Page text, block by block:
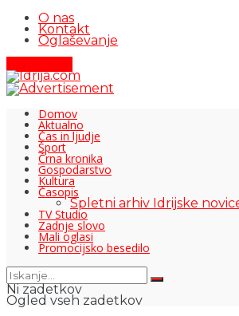
O nas
Kontakt
Oglaševanje
Domov
Aktualno
Čas in ljudje
Šport
Črna kronika
Gospodarstvo
Kultura
Časopis
Spletni arhiv Idrijske
TV Studio
Zadnje slovo
Mali oglasi
Promocijsko besedilo
Ni zadetkov
Ogled vseh zadetkov